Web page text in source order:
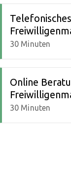
30 Minuten
Online
30 Minuten